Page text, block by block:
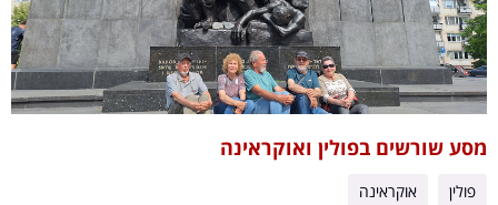
מסע שורשים בפולין ואוקראינה
פולין אוקראינה